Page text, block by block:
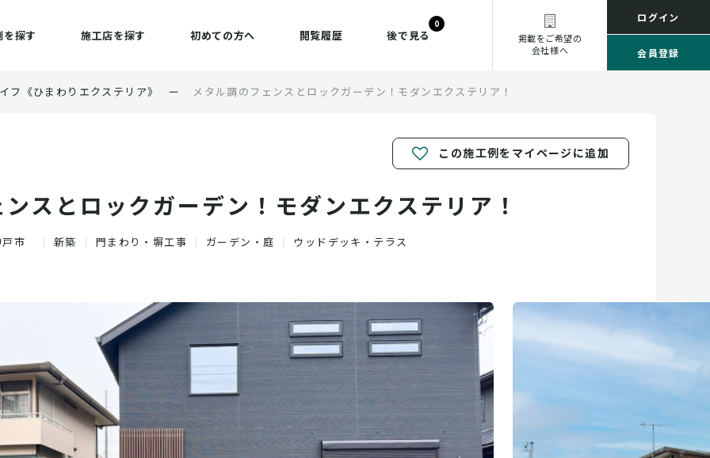
を探す 施工店を探す 初めての方へ 閲覧履歴 後で見る
0
掲載をご希望の
会社様へ
ログイン
会員登録
フ《ひまわりエクステリア》 ー メタル調のフェンスとロックガーデン！モダンエクステリア！
この施工例をマイページに追加
スとロックガーデン！モダンエクステリア！
市 新築 門まわり・塀工事 ガーデン・庭 ウッドデッキ・テラス